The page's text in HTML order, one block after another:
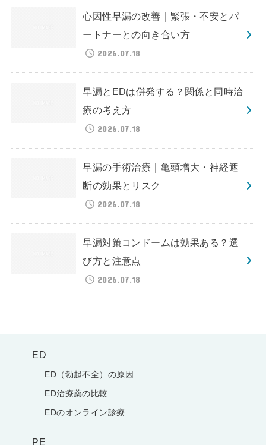
心因性早漏の改善｜緊張・不安とパ
ートナーとの向き合い方
2026.07.18
早漏とEDは併発する？関係と同時治
療の考え方
2026.07.18
早漏の手術治療｜亀頭増大・神経遮
断の効果とリスク
2026.07.18
早漏対策コンドームは効果ある？選
び方と注意点
2026.07.18
ED
ED（勃起不全）の原因
ED治療薬の比較
EDのオンライン診療
PE